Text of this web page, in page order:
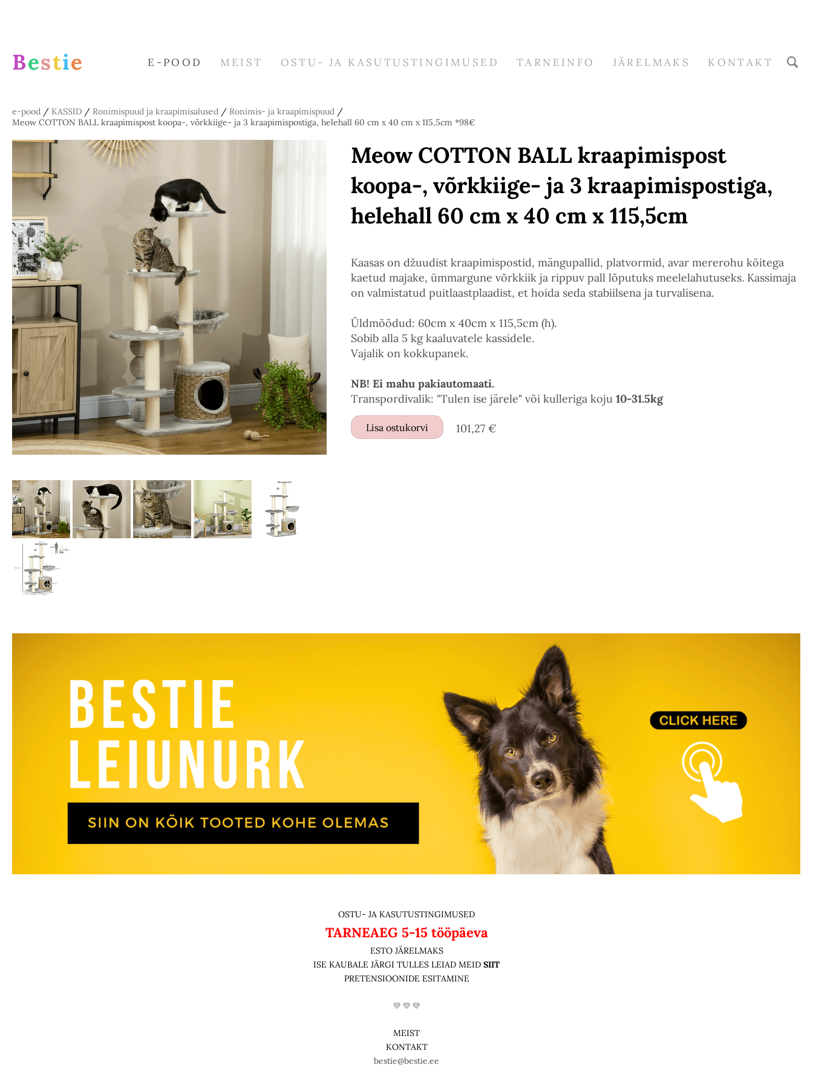
Bestie E-POOD MEIST OSTU- JA KASUTUSTINGIMUSED TARNEINFO JÄRELMAKS KONTAKT
e-pood / KASSID / Ronimispuud ja kraapimisalused / Ronimis- ja kraapimispuud /
Meow COTTON BALL kraapimispost koopa-, võrkkiige- ja 3 kraapimispostiga, helehall 60 cm x 40 cm x 115,5cm *98€
Meow COTTON BALL kraapimispost
koopa-, võrkkiige- ja 3 kraapimispostiga,
helehall 60 cm x 40 cm x 115,5cm
Kaasas on džuudist kraapimispostid, mängupallid, platvormid, avar mererohu köitega
kaetud majake, ümmargune võrkkiik ja rippuv pall lõputuks meelelahutuseks. Kassimaja
on valmistatud puitlaastplaadist, et hoida seda stabiilsena ja turvalisena.
Üldmõõdud: 60cm x 40cm x 115,5cm (h).
Sobib alla 5 kg kaaluvatele kassidele.
Vajalik on kokkupanek.
NB! Ei mahu pakiautomaati.
Transpordivalik: "Tulen ise järele" või kulleriga koju 10-31.5kg
Lisa ostukorvi 101,27 €
OSTU- JA KASUTUSTINGIMUSED
TARNEAEG 5-15 tööpäeva
ESTO JÄRELMAKS
ISE KAUBALE JÄRGI TULLES LEIAD MEID SIIT
PRETENSIOONIDE ESITAMINE
💛 💛 💛
MEIST
KONTAKT
bestie@bestie.ee